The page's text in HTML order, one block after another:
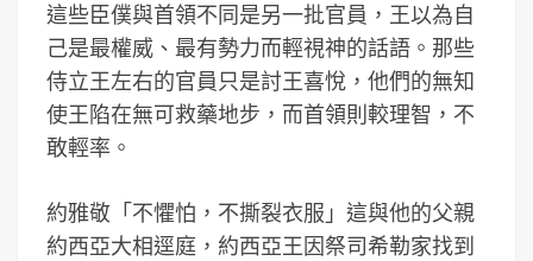
這些臣僕與首領不同是另一批官員，王以為自
己是最權威、最有勢力而輕視神的話語。那些
侍立王左右的官員只是討王喜悅，他們的無知
使王陷在無可救藥地步，而首領則較理智，不
敢輕率。
約雅敬「不懼怕，不撕裂衣服」這與他的父親
約西亞大相逕庭，約西亞王因祭司希勒家找到